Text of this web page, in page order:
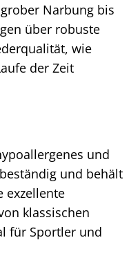
Narbung bis
über robuste
wie
der Zeit
und
und behält
exzellente
klassischen
für Sportler und